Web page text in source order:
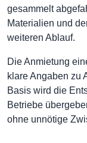
gesammelt
Materialien und
weiteren Ablauf.
Die Anmietung
klare Angaben zu
Basis wird die
Betriebe
ohne unnötige